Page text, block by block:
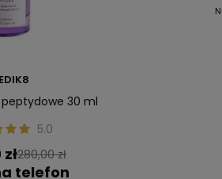
30 ml
5.0
280,00 zł
telefon